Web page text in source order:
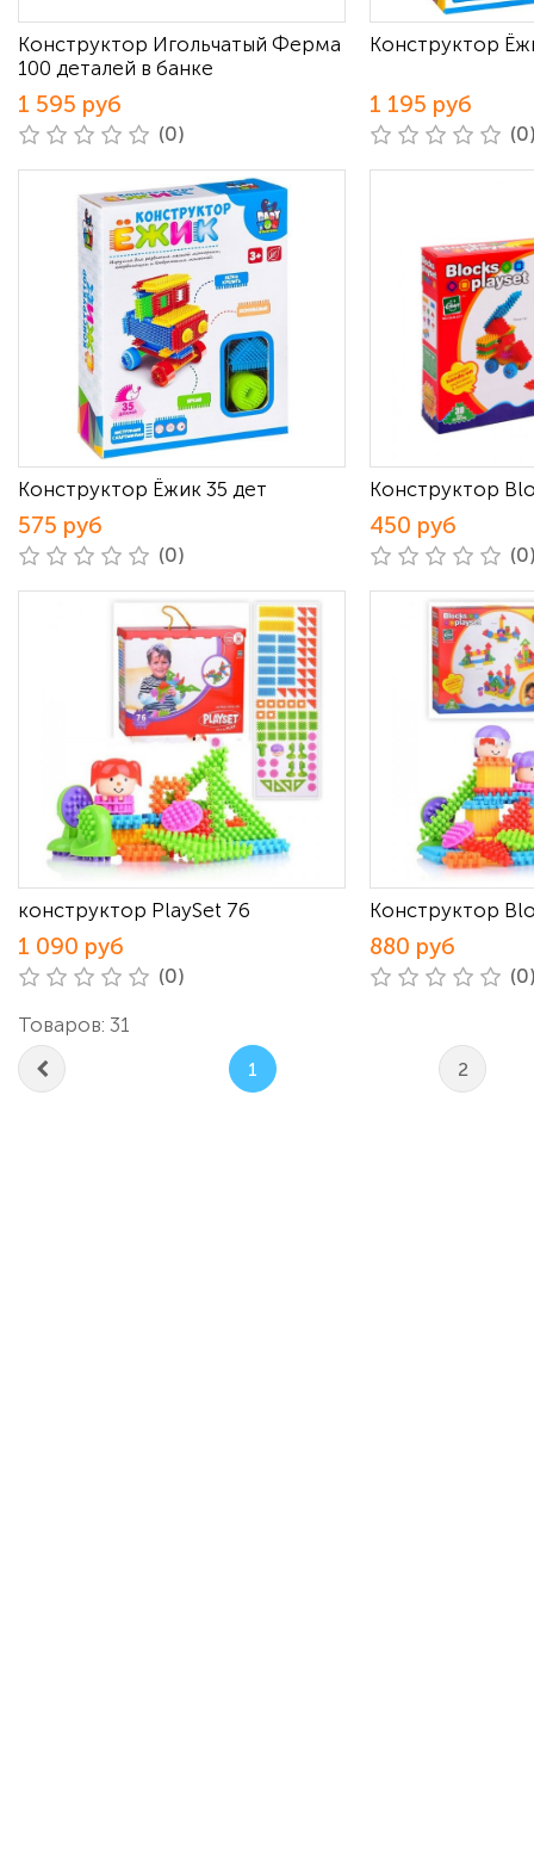
Конструктор Игольчатый Ферма
100 деталей в банке
1 595 руб
(0)
Конструктор
1 195 руб
Конструктор Ёжик 35 дет
575 руб
(0)
Конструктор
450 руб
конструктор PlaySet 76
1 090 руб
(0)
Конструктор
880 руб
Товаров: 31
1 2